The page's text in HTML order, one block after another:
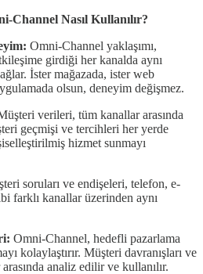
Channel Nasıl Kullanılır?
Omni-Channel yaklaşımı,
girdiği her kanalda aynı
İster mağazada, ister web
olsun, deneyim değişmez.
verileri, tüm kanallar arasında
geçmişi ve tercihleri her yerde
hizmet sunmayı
soruları ve endişeleri, telefon, e-
farklı kanallar üzerinden aynı
Omni-Channel, hedefli pazarlama
kolaylaştırır. Müşteri davranışları ve
analiz edilir ve kullanılır.